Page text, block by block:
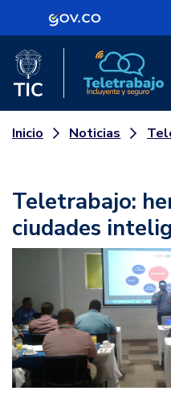
Logo
Logo del Ministerio TIC
Inicio Noticias
Teletrabajo:
ciudades